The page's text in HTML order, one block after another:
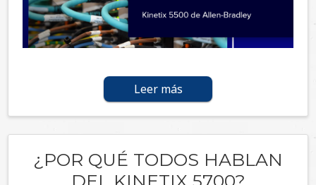
Leer más
¿POR QUÉ TODOS HABLAN